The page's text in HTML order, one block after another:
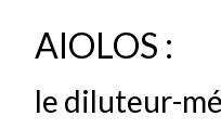
AIOLOS :
le diluteur-